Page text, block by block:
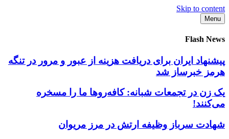
Skip to content
Menu
Flash News
پیشنهاد ایران برای دریافت هزینه از عبور و مرور در تنگه
هرمز خبرساز شد
یک زن در تجمعات شبانه: کافه‌روها ما را مسخره
می‌کنند!
شهادت سرباز وظیفه ارتش در مرز مریوان